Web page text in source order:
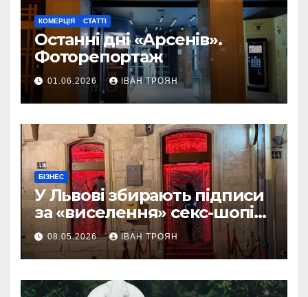
КОМЕРЦІЯ СТАТТІ
Останні дні «Арсенів».
Фоторепортаж
01.06.2026 ІВАН ТРОЯН
БІЗНЕС
У Львові збирають підписи
за «виселення» секс-шопів
із центру міста
08.05.2026 ІВАН ТРОЯН